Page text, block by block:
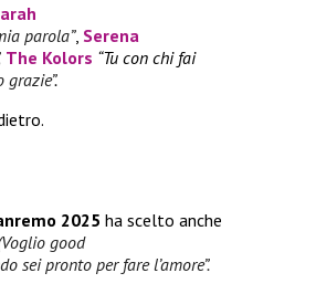
parola”, Serena
The Kolors “Tu con chi fai
grazie”.
2025 ha scelto anche
good
sei pronto per fare l’amore”.